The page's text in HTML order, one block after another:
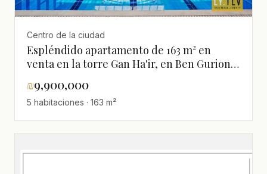
Centro de la ciudad
Espléndido apartamento de 163 m² en
venta en la torre Gan Ha'ir, en Ben Gurion,
₪9,900,000
5 habitaciones · 163 m²